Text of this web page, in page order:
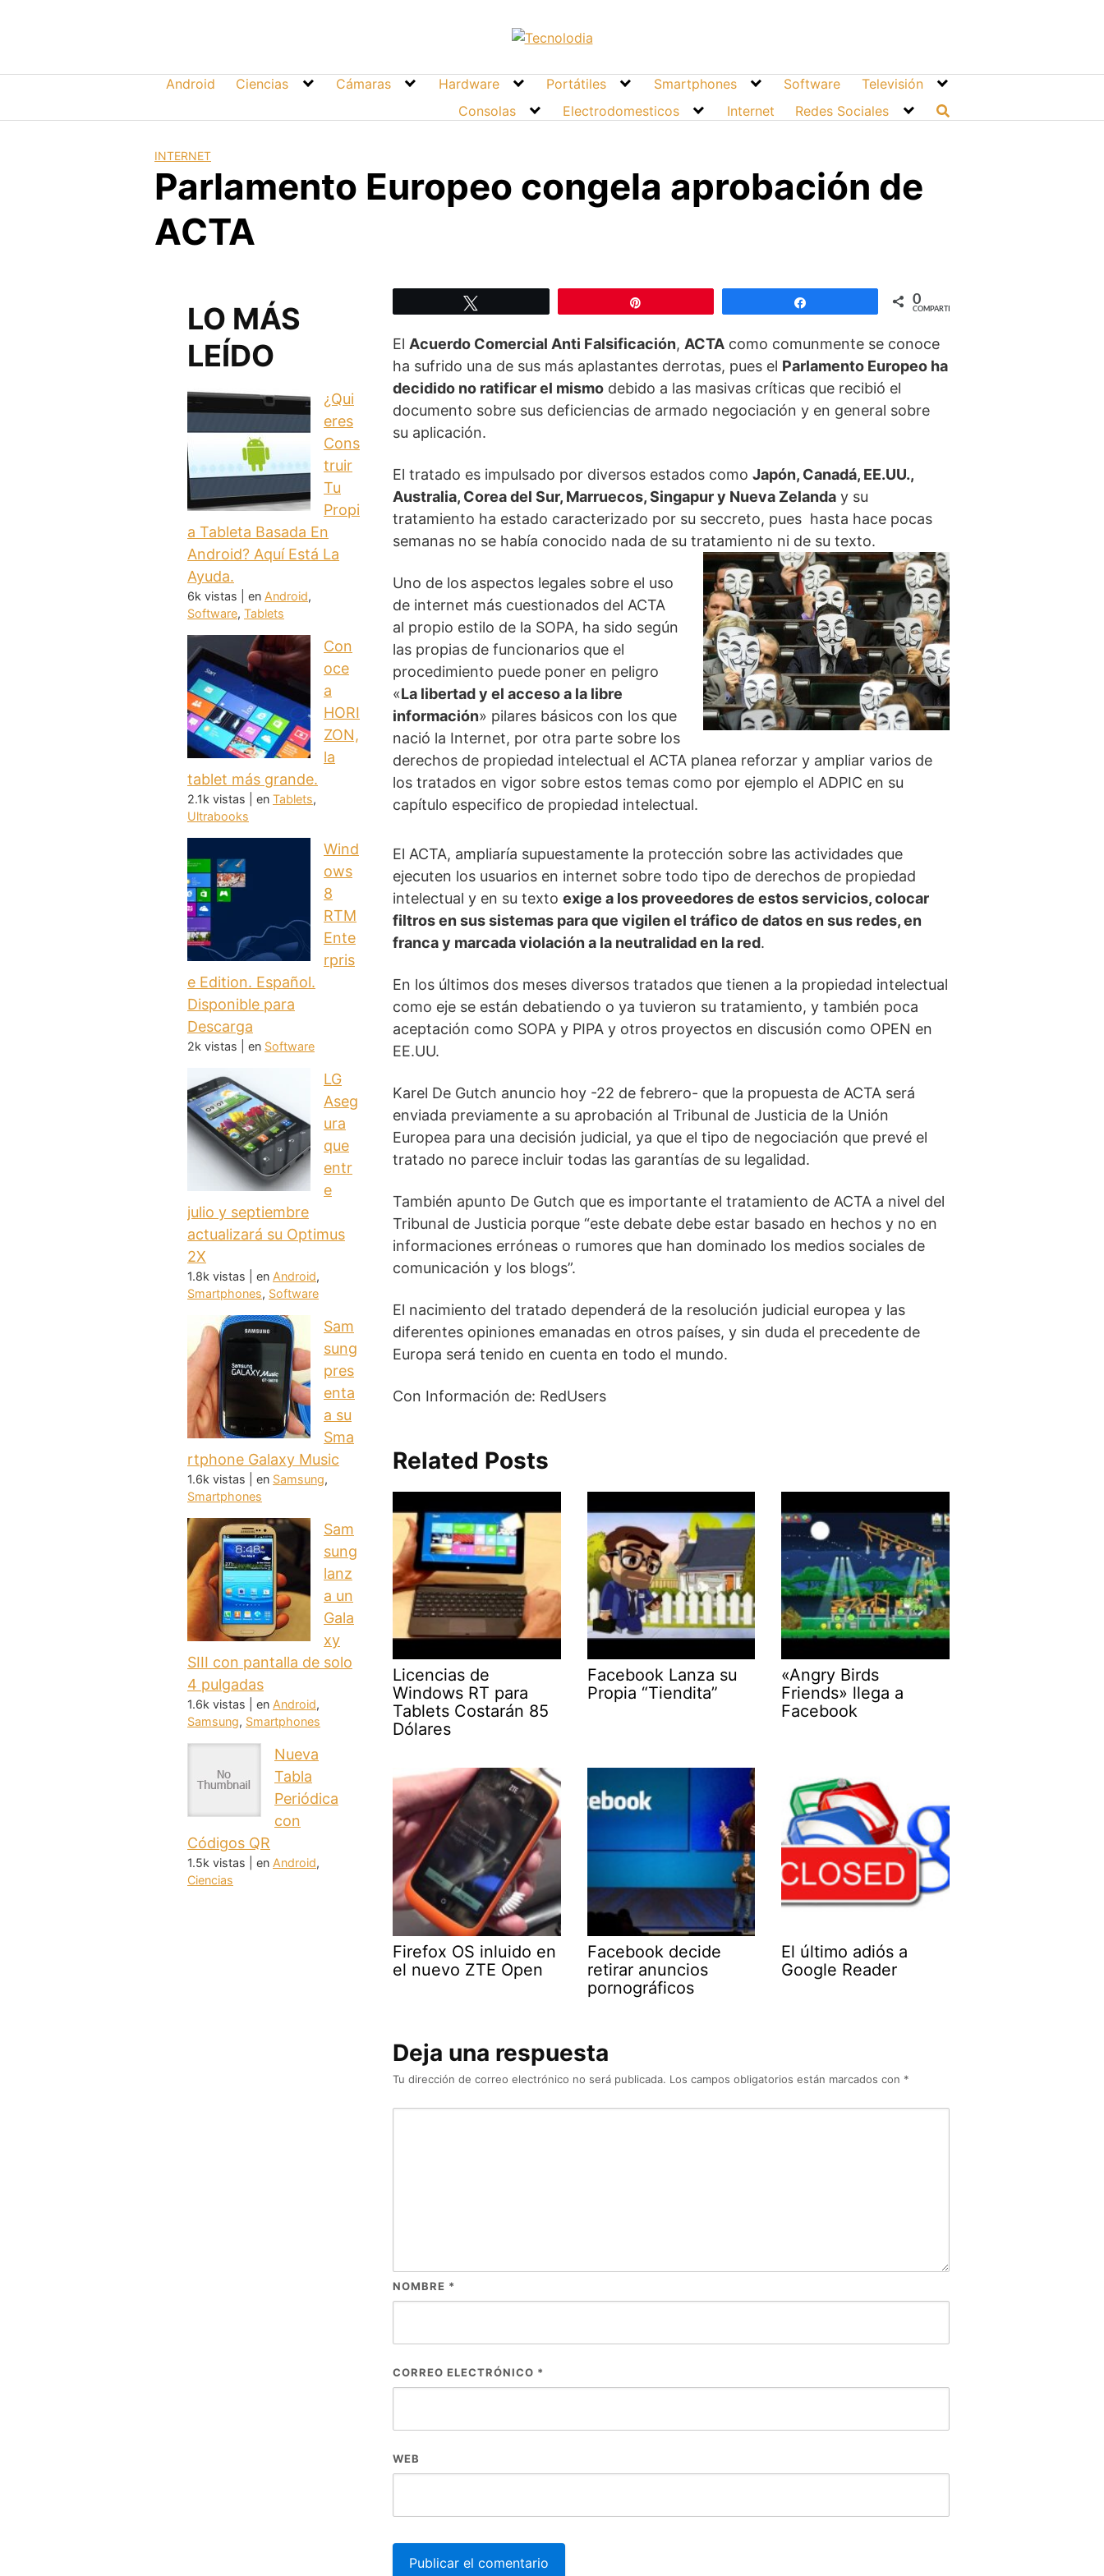
Android Ciencias Cámaras Hardware Portátiles Smartphones Software
Televisión
Consolas
Electrodomesticos Internet Redes Sociales
INTERNET
Parlamento Europeo congela aprobación de
ACTA
0
COMPARTIR
El Acuerdo Comercial Anti Falsificación, ACTA como comunmente se conoce
ha sufrido una de sus más aplastantes derrotas, pues el Parlamento Europeo ha
decidido no ratificar el mismo debido a las masivas críticas que recibió el
documento sobre sus deficiencias de armado negociación y en general sobre
su aplicación.
El tratado es impulsado por diversos estados comoJapón, Canadá, EE.UU.,
Australia, Corea del Sur, Marruecos, Singapur y Nueva Zelanda y su
tratamiento ha estado caracterizado por su seccreto, pues hasta hace pocas
semanas no se había conocido nada de su tratamiento ni de su texto.
Uno de los aspectos legales sobre el uso
de internet más cuestionados del ACTA
al propio estilo de la SOPA, ha sido según
las propias de funcionarios que el
procedimiento puede poner en peligro
«La libertad y el acceso a la libre
información» pilares básicos con los que
nació la Internet, por otra parte sobre los
derechos de propiedad intelectual el ACTA planea reforzar y ampliar varios de
los tratados en vigor sobre estos temas como por ejemplo el ADPIC en su
capítulo especifico de propiedad intelectual.
El ACTA, ampliaría supuestamente la protección sobre las actividades que
ejecuten los usuarios en internet sobre todo tipo de derechos de propiedad
intelectual y en su textoexige a los proveedores de estos servicios, colocar
filtros en sus sistemas para que vigilen el tráfico de datos en sus redes, en
franca y marcada violación a la neutralidad en la red.
En los últimos dos meses diversos tratados que tienen a la propiedad intelectual
como eje se están debatiendo o ya tuvieron su tratamiento, y también poca
aceptación como SOPA y PIPA y otros proyectos en discusión como OPEN en
EE.UU.
Karel De Gutch anuncio hoy -22 de febrero- que la propuesta de ACTA será
enviada previamente a su aprobación al Tribunal de Justicia de la Unión
Europea para una decisión judicial, ya que el tipo de negociación que prevé el
tratado no parece incluir todas las garantías de su legalidad.
También apunto De Gutch que es importante el tratamiento de ACTA a nivel del
Tribunal de Justicia porque “este debate debe estar basado en hechos y no en
informaciones erróneas o rumores que han dominado los medios sociales de
comunicación y los blogs”.
El nacimiento del tratado dependerá de la resolución judicial europea y las
diferentes opiniones emanadas en otros países, y sin duda el precedente de
Europa será tenido en cuenta en todo el mundo.
Con Información de: RedUsers
Related Posts
Licencias de
Windows RT para
Tablets Costarán 85
Dólares
Facebook Lanza su
Propia “Tiendita”
«Angry Birds
Friends» llega a
Facebook
Firefox OS inluido en
el nuevo ZTE Open
Facebook decide
retirar anuncios
pornográficos
El último adiós a
Google Reader
Deja una respuesta
Tu dirección de correo electrónico no será publicada. Los campos obligatorios están marcados con *
NOMBRE *
CORREO ELECTRÓNICO *
WEB
LO MÁS
LEÍDO
¿Qui
eres
Cons
truir
Tu
Propi
a Tableta Basada En
Android? Aquí Está La
Ayuda.
6k vistas en Android,
Software, Tablets
Con
oce
a
HORI
ZON,
la
tablet más grande.
2.1k vistas en Tablets,
Ultrabooks
Wind
ows
8
RTM
Ente
rpris
e Edition. Español.
Disponible para
Descarga
2k vistas en Software
LG
Aseg
ura
que
entr
e
julio y septiembre
actualizará su Optimus
2X
1.8k vistas en Android,
Smartphones, Software
Sam
sung
pres
enta
a su
Sma
rtphone Galaxy Music
1.6k vistas en Samsung,
Smartphones
Sam
sung
lanz
a un
Gala
xy
SIII con pantalla de solo
4 pulgadas
1.6k vistas en Android,
Samsung, Smartphones
Nueva
Tabla
Periódica
con
Códigos QR
1.5k vistas en Android,
Ciencias